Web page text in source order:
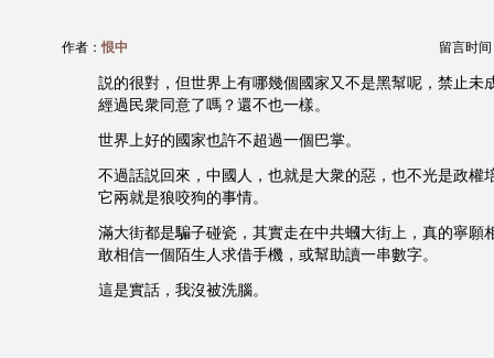
作者：恨中 留言时间
説的很對，但世界上有哪幾個國家又不是黑幫呢，禁止未
經過民衆同意了嗎？還不也一樣。
世界上好的國家也許不超過一個巴掌。
不過話説回來，中國人，也就是大衆的惡，也不光是政權
它兩就是狼咬狗的事情。
滿大街都是騙子碰瓷，其實走在中共蟈大街上，真的寧願
敢相信一個陌生人求借手機，或幫助讀一串數字。
這是實話，我沒被洗腦。